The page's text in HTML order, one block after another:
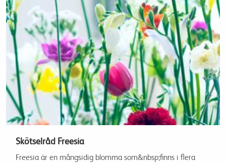
Skötselråd Freesia
Freesia är en mångsidig blomma som&nbsp;finns i flera